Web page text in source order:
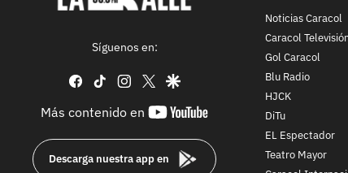
Síguenos en:
facebook
tiktok instagram
twittergoogle
Más contenido en
youtube-
Descarga nuestra app en
Noticias Caracol
Caracol
Gol Caracol
Blu Radio
HJCK
DiTu
EL Espectador
Teatro Mayor